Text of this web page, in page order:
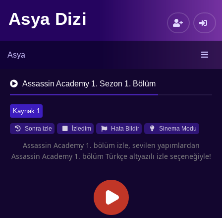
Asya Dizi
Asya
Assassin Academy 1. Sezon 1. Bölüm
Kaynak 1
Sonra izle İzledim Hata Bildir Sinema Modu
Assassin Academy 1. bölüm izle, sevilen yapımlardan
Assassin Academy 1. bölüm Türkçe altyazılı izle seçeneğiyle!